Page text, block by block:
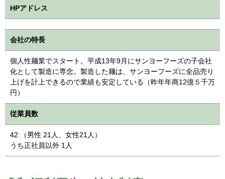
HPアドレス
会社の特長
個人性麺業でスタート。平成13年9月にサンヨーフーズの子会社
化として製造に専念。製造した麺は、サンヨーフーズに全品売り
上げを計上できるので業績も安定している（昨年年商12億５千万
円）
従業員数
42 （男性 21人、女性21人）
うち正社員以外 1人